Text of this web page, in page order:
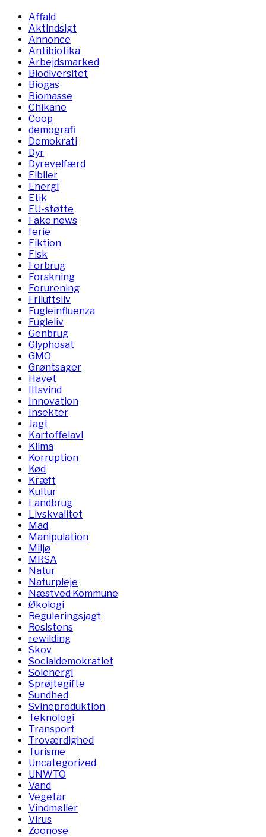
Affald
Aktindsigt
Annonce
Antibiotika
Arbejdsmarked
Biodiversitet
Biogas
Biomasse
Chikane
Coop
demografi
Demokrati
Dyr
Dyrevelfærd
Elbiler
Energi
Etik
EU-støtte
Fake news
ferie
Fiktion
Fisk
Forbrug
Forskning
Forurening
Friluftsliv
Fugleinfluenza
Fugleliv
Genbrug
Glyphosat
GMO
Grøntsager
Havet
Iltsvind
Innovation
Insekter
Jagt
Kartoffelavl
Klima
Korruption
Kød
Kræft
Kultur
Landbrug
Livskvalitet
Mad
Manipulation
Miljø
MRSA
Natur
Naturpleje
Næstved Kommune
Økologi
Reguleringsjagt
Resistens
rewilding
Skov
Socialdemokratiet
Solenergi
Sprøjtegifte
Sundhed
Svineproduktion
Teknologi
Transport
Troværdighed
Turisme
Uncategorized
UNWTO
Vand
Vegetar
Vindmøller
Virus
Zoonose